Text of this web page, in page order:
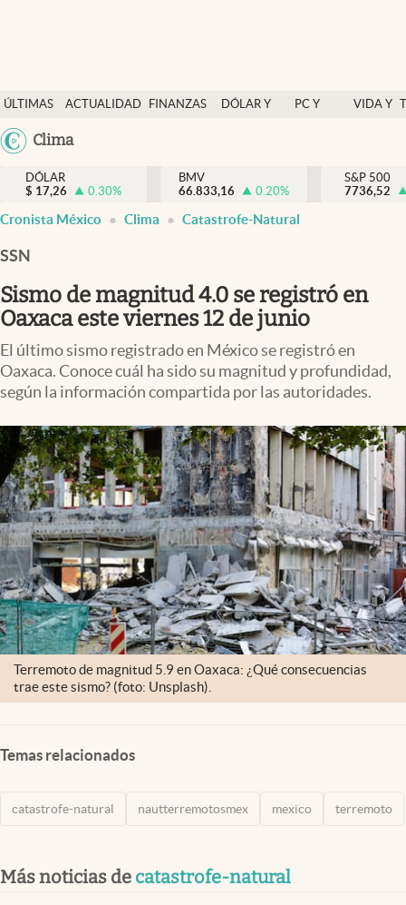
ÚLTIMAS
NOTICIAS
ACTUALIDAD
FINANZAS
DÓLAR Y
PC Y
VIDA Y
México
Clima
Actualidad
Finanzas y economía
Dólar y mercados
Pc y celular
Vida y estilo
Espiritualidad
Mediakit
abre en nueva pestaña
México
DÓLAR
$ 17,26 0.30%
BMV
66.833,16
0.20%
S&P 500
7736,52
Cronista México Clima Catastrofe-Natural
SSN
Sismo de magnitud 4.0 se registró en
Oaxaca este viernes 12 de junio
El último sismo registrado en México se registró en
Oaxaca. Conoce cuál ha sido su magnitud y profundidad,
según la información compartida por las autoridades.
Terremoto de magnitud 5.9 en Oaxaca: ¿Qué consecuencias
trae este sismo? (foto: Unsplash).
Temas relacionados
catastrofe-natural nautterremotosmex mexico terremoto
Más noticias de catastrofe-natural